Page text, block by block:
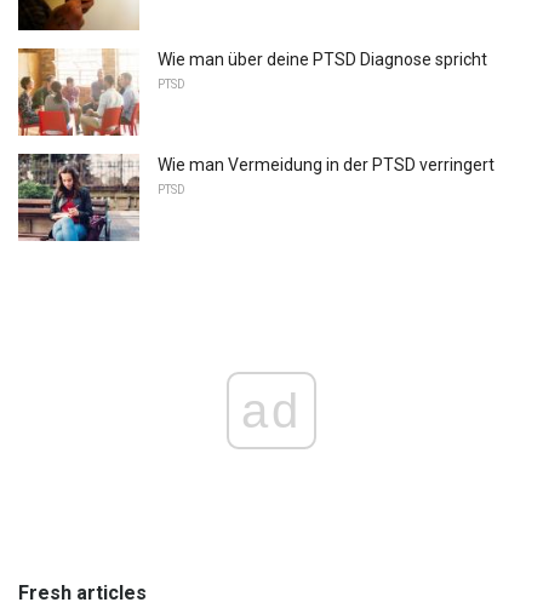
Wie man über deine PTSD Diagnose spricht
PTSD
Wie man Vermeidung in der PTSD verringert
PTSD
ad
Fresh articles